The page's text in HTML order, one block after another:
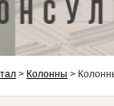
> Колонны >